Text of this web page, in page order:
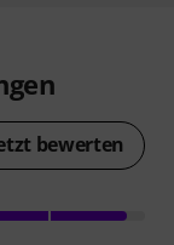
bewerten